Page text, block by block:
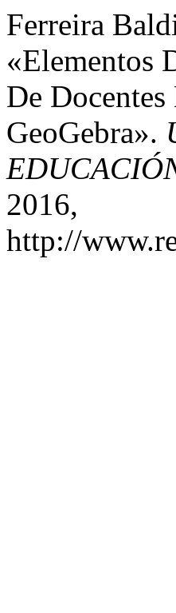
Ferreira
«Elementos
De
GeoGebra».
2016,
http://